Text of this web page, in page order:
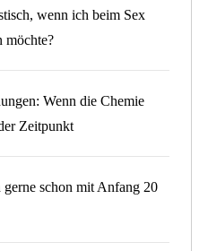
wenn ich beim Sex
möchte?
Wenn die Chemie
Zeitpunkt
schon mit Anfang 20